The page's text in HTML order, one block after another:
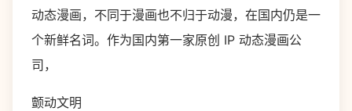
动态漫画，不同于漫画也不归于动漫，在国内仍是一
个新鲜名词。作为国内第一家原创 IP 动态漫画公
司，
颤动文明